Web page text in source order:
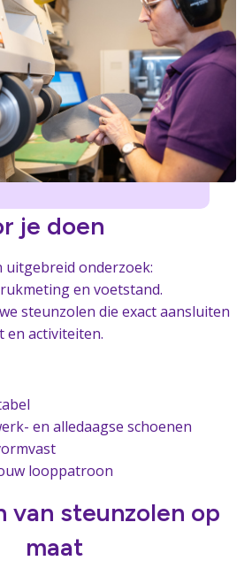
je doen
uitgebreid onderzoek:
en voetstand.
steunzolen die exact aansluiten
en activiteiten.
en alledaagse schoenen
looppatroon
van steunzolen op
maat